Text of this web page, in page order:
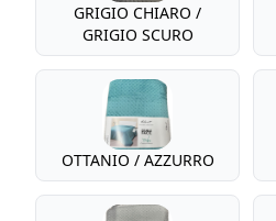
GRIGIO CHIARO /
GRIGIO SCURO
OTTANIO / AZZURRO